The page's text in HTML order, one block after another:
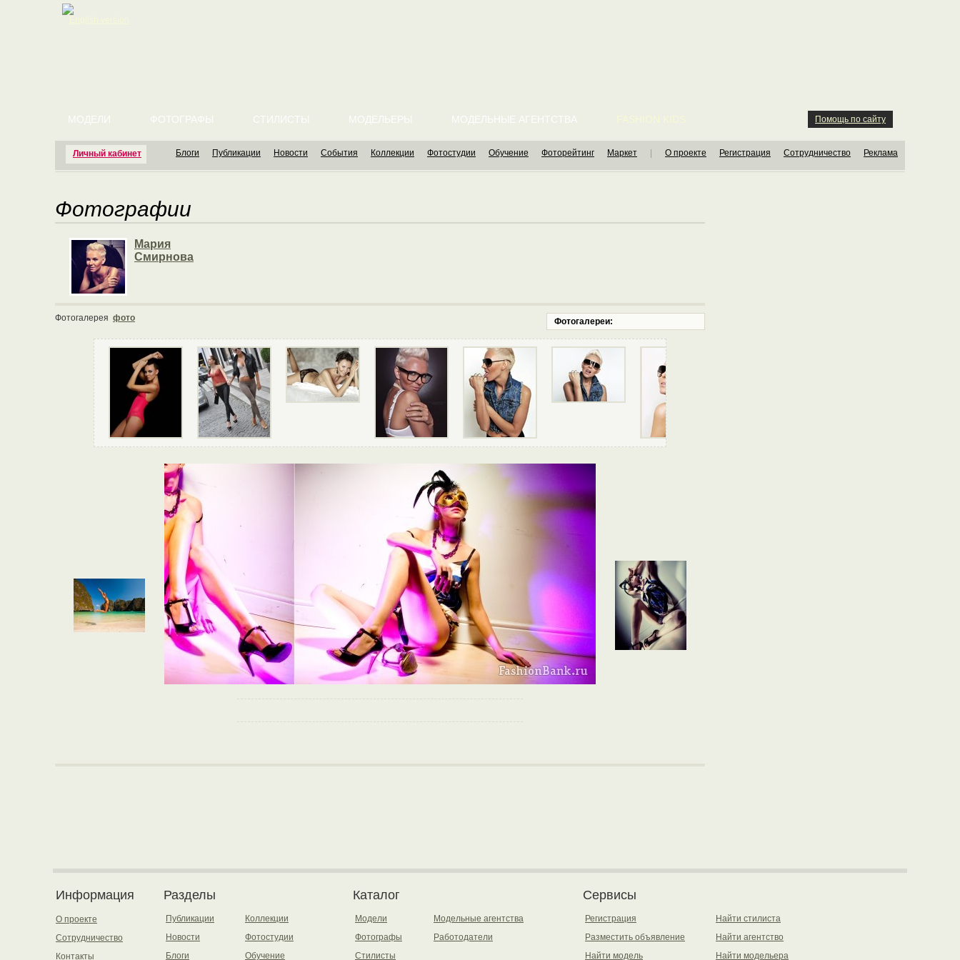
Личный кабинет
МОДЕЛИ ФОТОГРАФЫ СТИЛИСТЫ МОДЕЛЬЕРЫ МОДЕЛЬНЫЕ АГЕНТСТВА Помощь по сайту
Блоги Публикации Новости События Коллекции Фотостудии Обучение Фоторейтинг Маркет О проекте Регистрация Сотрудничество Реклама
Фотографии
Мария
Смирнова
Фотогалереи:
Фотогалерея фото
Информация
О проекте
Сотрудничество
Контакты
Разделы
Публикации
Новости
Блоги
Коллекции
Фотостудии
Обучение
Каталог
Модели
Фотографы
Стилисты
Модельные агентства
Работодатели
Сервисы
Регистрация
Разместить объявление
Найти модель
Найти стилиста
Найти агентство
Найти модельера